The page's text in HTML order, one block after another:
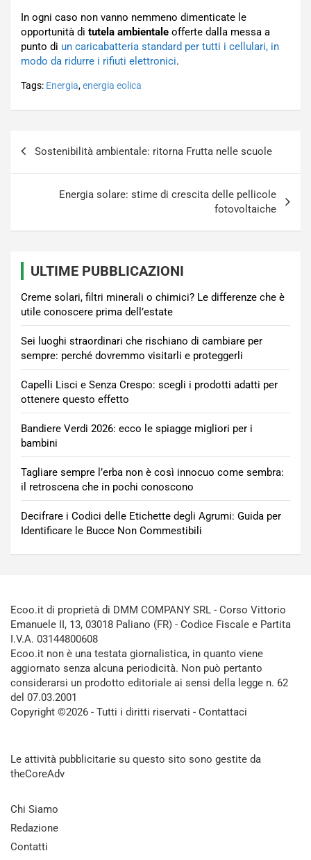
In ogni caso non vanno nemmeno dimenticate le
opportunità di tutela ambientale offerte dalla messa a
punto di un caricabatteria standard per tutti i cellulari, in
modo da ridurre i rifiuti elettronici.
Tags: Energia,energia eolica
Sostenibilità ambientale: ritorna Frutta nelle scuole
Energia solare: stime di crescita delle pellicole
fotovoltaiche
ULTIME PUBBLICAZIONI
Creme solari, filtri minerali o chimici? Le differenze che è
utile conoscere prima dell’estate
Sei luoghi straordinari che rischiano di cambiare per
sempre: perché dovremmo visitarli e proteggerli
Capelli Lisci e Senza Crespo: scegli i prodotti adatti per
ottenere questo effetto
Bandiere Verdi 2026: ecco le spiagge migliori per i
bambini
Tagliare sempre l’erba non è così innocuo come sembra:
il retroscena che in pochi conoscono
Decifrare i Codici delle Etichette degli Agrumi: Guida per
Identificare le Bucce Non Commestibili
Ecoo.it di proprietà di DMM COMPANY SRL - Corso Vittorio
Emanuele II, 13, 03018 Paliano (FR) - Codice Fiscale e Partita
I.V.A. 03144800608
Ecoo.it non è una testata giornalistica, in quanto viene
aggiornato senza alcuna periodicità. Non può pertanto
considerarsi un prodotto editoriale ai sensi della legge n. 62
del 07.03.2001
Copyright ©2026 - Tutti i diritti riservati - Contattaci
Le attività pubblicitarie su questo sito sono gestite da
theCoreAdv
Chi Siamo
Redazione
Contatti